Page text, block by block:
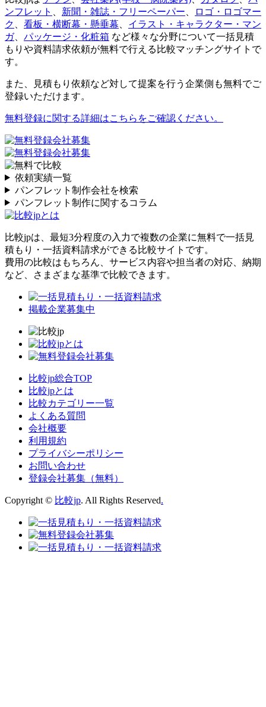
ンフレット
新聞・雑誌・フリーペーパー
ロゴ・ロゴマー
ク
看板・横断幕・懸垂幕
イラスト・キャラクター・マン
ガ、 パッケージ・化粧箱 など様々な分野について一括見積
もりや資料請求依頼が無料で行える比較マッチングサイトで
す。
また、見積もり依頼など対して提案を行う企業側も無料でご
登録いただけます。
無料登録に関する詳細はこちらをご確認ください。
依頼実績一覧
パンフレット制作会社を検索
パンフレット制作に関するコラム
比較jpは、 最短3分程度の入力で複数の企業に無料で一括見
積もり・一括資料請求ができる比較サイトです。
費用の比較はもちろん、サービス内容や担当者の対応、納期
など、さまざまな基準で比較できます。
掲載企業募集中
比較jp総合TOP
比較jpとは
比較カテゴリー一覧
よくある質問
会社概要
利用規約
プライバシーポリシー
お問い合わせ
登録会社募集（無料）
Copyright © 比較jp. All Rights Reserved.